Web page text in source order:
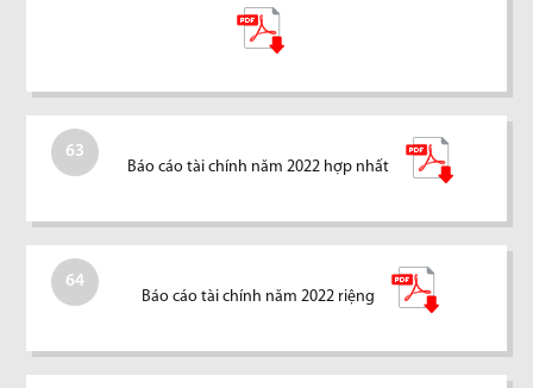
63
Báo cáo tài chính năm 2022 hợp nhất
64
Báo cáo tài chính năm 2022 riệng